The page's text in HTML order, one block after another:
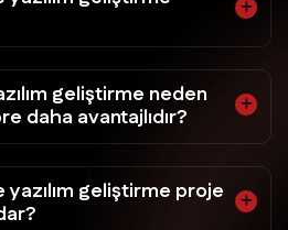
geliştirme neden
daha avantajlıdır?
geliştirme proje